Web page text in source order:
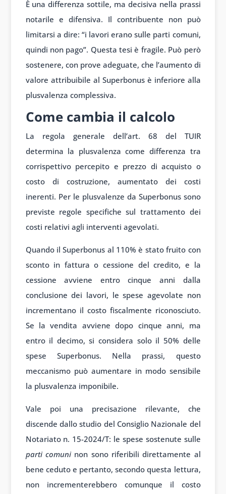
È una differenza sottile, ma decisiva nella prassi
notarile e difensiva. Il contribuente non può
limitarsi a dire: “i lavori erano sulle parti comuni,
quindi non pago”. Questa tesi è fragile. Può però
sostenere, con prove adeguate, che l’aumento di
valore attribuibile al Superbonus è inferiore alla
plusvalenza complessiva.
Come cambia il calcolo
La regola generale dell’art. 68 del TUIR
determina la plusvalenza come differenza tra
corrispettivo percepito e prezzo di acquisto o
costo di costruzione, aumentato dei costi
inerenti. Per le plusvalenze da Superbonus sono
previste regole specifiche sul trattamento dei
costi relativi agli interventi agevolati.
Quando il Superbonus al 110% è stato fruito con
sconto in fattura o cessione del credito, e la
cessione avviene entro cinque anni dalla
conclusione dei lavori, le spese agevolate non
incrementano il costo fiscalmente riconosciuto.
Se la vendita avviene dopo cinque anni, ma
entro il decimo, si considera solo il 50% delle
spese Superbonus. Nella prassi, questo
meccanismo può aumentare in modo sensibile
la plusvalenza imponibile.
Vale poi una precisazione rilevante, che
discende dallo studio del Consiglio Nazionale del
Notariato n. 15-2024/T: le spese sostenute sulle
parti comuninon sono riferibili direttamente al
bene ceduto e pertanto, secondo questa lettura,
non incrementerebbero comunque il costo